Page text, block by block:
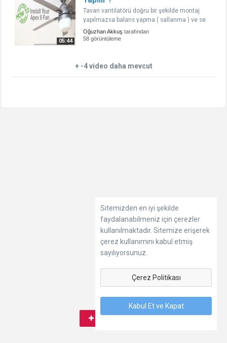
05:44
Tavan vantilatörü doğru bir şekilde montaj
yapılmazsa balans yapma ( sallanma ) ve se
Oğuzhan Akkuş tarafından
58 görüntüleme
+ -4 video daha mevcut
Sitemizden en iyi şekilde
faydalanabilmeniz için çerezler
kullanılmaktadır. Sitemize erişerek
çerez kullanımını kabul etmiş
sayılıyorsunuz.
Çerez Politikası
Kabul Et ve Kapat